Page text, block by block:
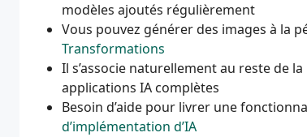
modèles ajoutés régulièrement
Vous pouvez générer des images à la
Transformations
Il s’associe naturellement au reste de
applications IA complètes
Besoin d’aide pour livrer une
d’implémentation d’IA